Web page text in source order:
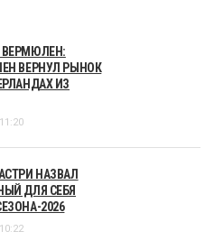
ВЕРНУЛ РЫНОК
ИЗ
НАЗВАЛ
ДЛЯ СЕБЯ
2026